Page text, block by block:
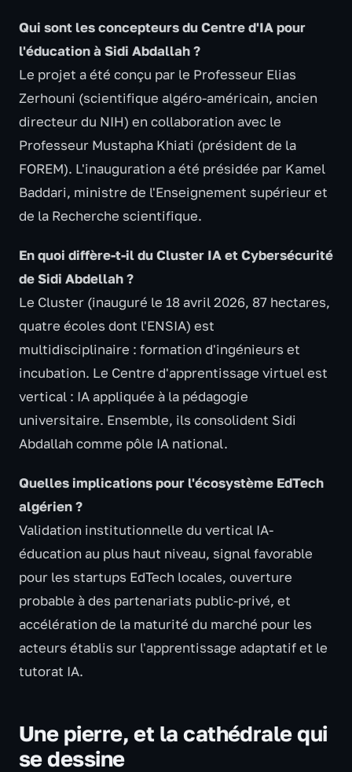
Qui sont les concepteurs du Centre d'IA pour
l'éducation à Sidi Abdallah ?
Le projet a été conçu par le Professeur Elias
Zerhouni (scientifique algéro-américain, ancien
directeur du NIH) en collaboration avec le
Professeur Mustapha Khiati (président de la
FOREM). L'inauguration a été présidée par Kamel
Baddari, ministre de l'Enseignement supérieur et
de la Recherche scientifique.
En quoi diffère-t-il du Cluster IA et Cybersécurité
de Sidi Abdellah ?
Le Cluster (inauguré le 18 avril 2026, 87 hectares,
quatre écoles dont l'ENSIA) est
multidisciplinaire : formation d'ingénieurs et
incubation. Le Centre d'apprentissage virtuel est
vertical : IA appliquée à la pédagogie
universitaire. Ensemble, ils consolident Sidi
Abdallah comme pôle IA national.
Quelles implications pour l'écosystème EdTech
algérien ?
Validation institutionnelle du vertical IA-
éducation au plus haut niveau, signal favorable
pour les startups EdTech locales, ouverture
probable à des partenariats public-privé, et
accélération de la maturité du marché pour les
acteurs établis sur l'apprentissage adaptatif et le
tutorat IA.
Une pierre, et la cathédrale qui
se dessine